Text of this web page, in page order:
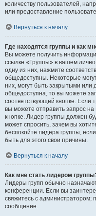
количеству пользователей,
или предоставление
Вернуться к началу
Где находятся группы и как
Вы можете получить
ссылке «Группы» в вашем
одну из них, нажмите
общедоступны. Некоторые
них, могут быть закрытыми или
общедоступна, то вы можете
соответствующей кнопке. Если
вы можете отправить запрос
кнопке. Лидер группы должен
может спросить, зачем вы
беспокойте лидера группы,
быть для этого свои причины.
Вернуться к началу
Как мне стать лидером
Лидеры групп обычно
конференции. Если вы
свяжитесь с администратором;
сообщение.